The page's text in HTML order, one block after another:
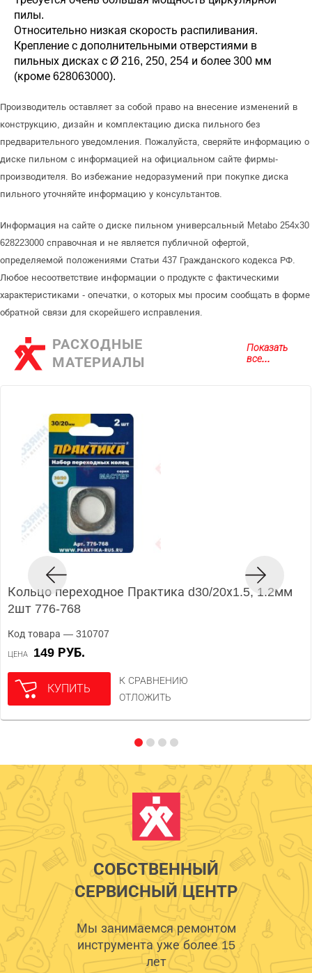
пилы.
Относительно низкая скорость распиливания.
Крепление с дополнительными отверстиями в
пильных дисках с Ø 216, 250, 254 и более 300 мм
(кроме 628063000).
Производитель оставляет за собой право на внесение изменений в
конструкцию, дизайн и комплектацию диска пильного без
предварительного уведомления. Пожалуйста, сверяйте информацию о
диске пильном с информацией на официальном сайте фирмы-
производителя. Во избежание недоразумений при покупке диска
пильного уточняйте информацию у консультантов.
Информация на сайте о диске пильном универсальный Metabo 254x30
628223000 справочная и не является публичной офертой,
определяемой положениями Статьи 437 Гражданского кодекса РФ.
Любое несоответствие информации о продукте с фактическими
характеристиками - опечатки, о которых мы просим сообщать в форме
обратной связи для скорейшего исправления.
РАСХОДНЫЕ
МАТЕРИАЛЫ
Показать
все...
Кольцо переходное Практика d30/20х1.5, 1.2мм
2шт 776-768
Код товара — 310707
ЦЕНА 149 РУБ.
КУПИТЬ
К СРАВНЕНИЮ
ОТЛОЖИТЬ
СОБСТВЕННЫЙ
СЕРВИСНЫЙ ЦЕНТР
Мы занимаемся ремонтом
инструмента уже более 15
лет